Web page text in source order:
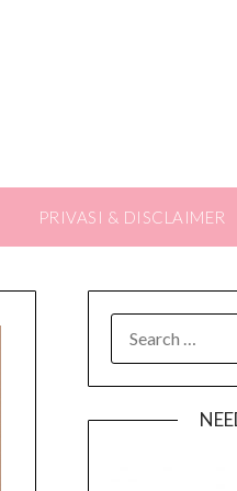
PRIVASI & DISCLAIMER
FOR: